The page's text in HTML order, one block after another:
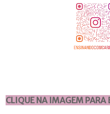
CLIQUE NA IMAGEM